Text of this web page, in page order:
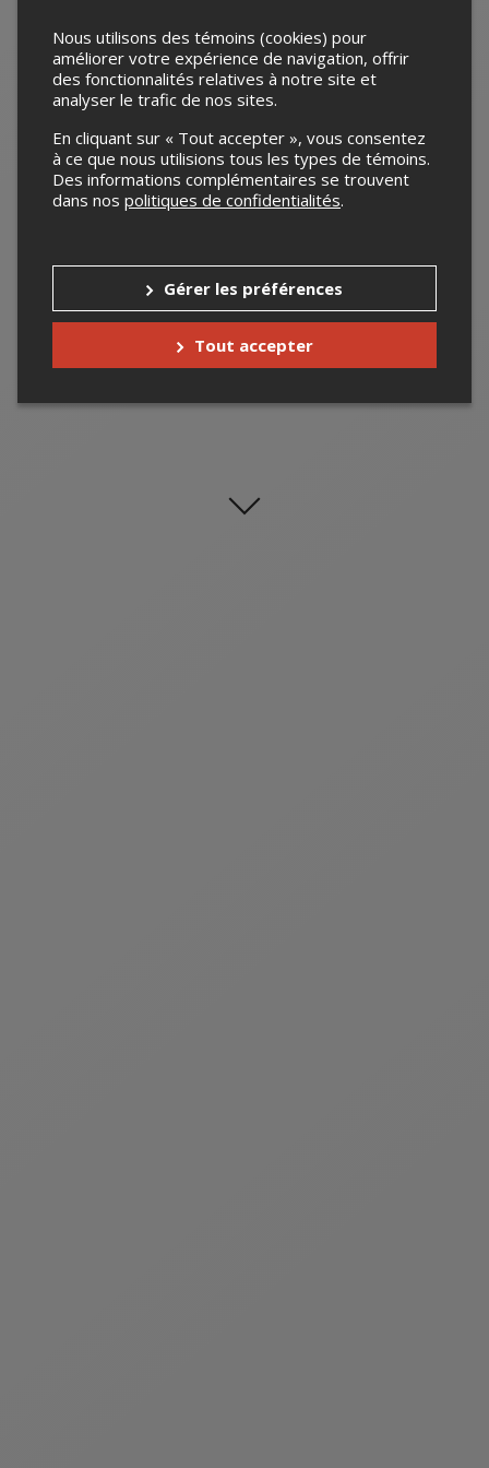
un cadeau
original
Nous utilisons des témoins (cookies) pour
améliorer votre expérience de navigation, offrir
des fonctionnalités relatives à notre site et
analyser le trafic de nos sites.
En cliquant sur « Tout accepter », vous consentez
à ce que nous utilisions tous les types de témoins.
Des informations complémentaires se trouvent
dans nos politiques de confidentialités.
Gérer les préférences
Tout accepter